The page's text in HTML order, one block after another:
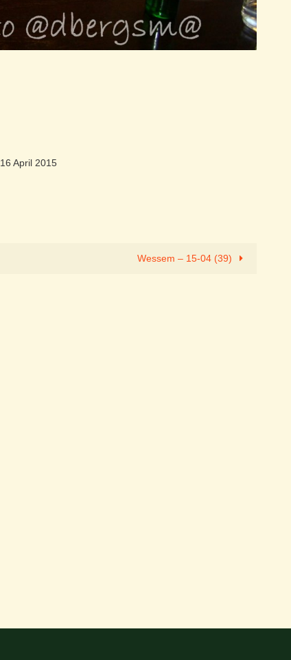
16 April 2015
Wessem – 15-04 (39)